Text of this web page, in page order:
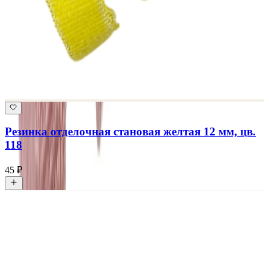
Резинка отделочная становая желтая 12 мм, цв.
118
45 ₽